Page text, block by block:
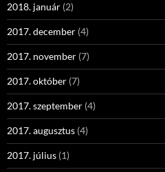
2018. január (2)
2017. december (4)
2017. november (7)
2017. október (7)
2017. szeptember (4)
2017. augusztus (4)
2017. július (1)